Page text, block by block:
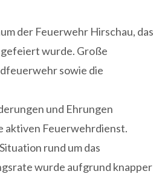
der Feuerwehr Hirschau, das
wurde. Große
sowie die
und Ehrungen
aktiven Feuerwehrdienst.
rund um das
wurde aufgrund knapper